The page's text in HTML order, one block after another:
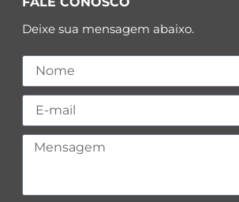
Deixe sua mensagem abaixo.